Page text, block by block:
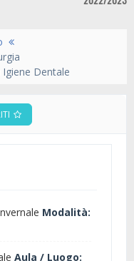
Igiene Dentale
Modalità:
Aula / Luogo: